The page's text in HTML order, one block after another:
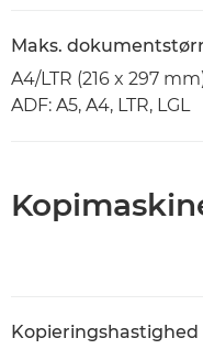
Maks.
A4/LTR (216 x 297
ADF: A5, A4, LTR, LGL
Kopieringshastighed